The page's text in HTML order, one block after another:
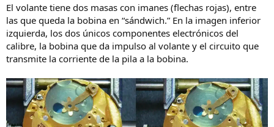
El volante tiene dos masas con imanes (flechas rojas), entre
las que queda la bobina en “sándwich.” En la imagen inferior
izquierda, los dos únicos componentes electrónicos del
calibre, la bobina que da impulso al volante y el circuito que
transmite la corriente de la pila a la bobina.